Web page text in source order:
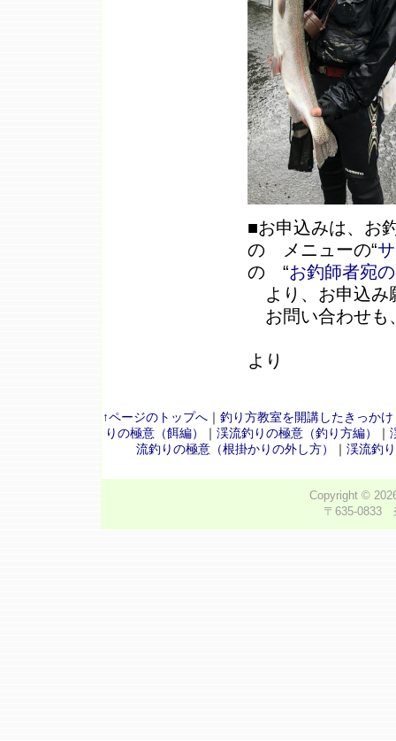
■お申込みは、
の メニューの“
の “お釣師者宛
より、お申込み
お問い合わせも
より
↑ページのトップへ｜ 釣り方教室を開講したきっかけ
りの極意（餌編）
｜ 渓流釣りの極意（釣り方編） ｜
流釣りの極意（根掛かりの外し方）
｜ 渓流釣
Copyright ©
〒635-0833